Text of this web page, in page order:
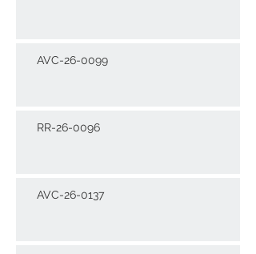
AVC-26-0099
RR-26-0096
AVC-26-0137